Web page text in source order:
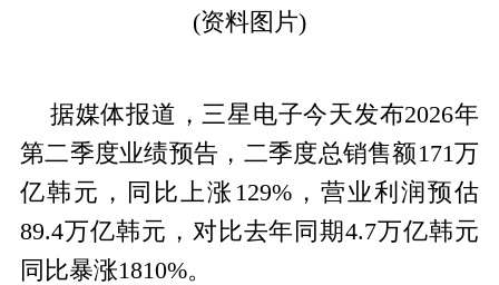
(资料图片)
据媒体报道，三星电子今天发布2026年
第二季度业绩预告，二季度总销售额171万
亿韩元，同比上涨129%，营业利润预估
89.4万亿韩元，对比去年同期4.7万亿韩元
同比暴涨1810%。